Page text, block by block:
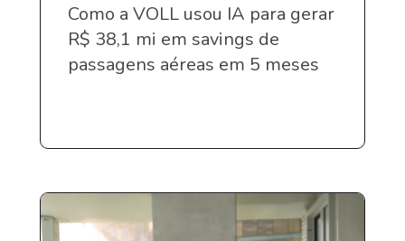
Como a VOLL usou IA para gerar
R$ 38,1 mi em savings de
passagens aéreas em 5 meses